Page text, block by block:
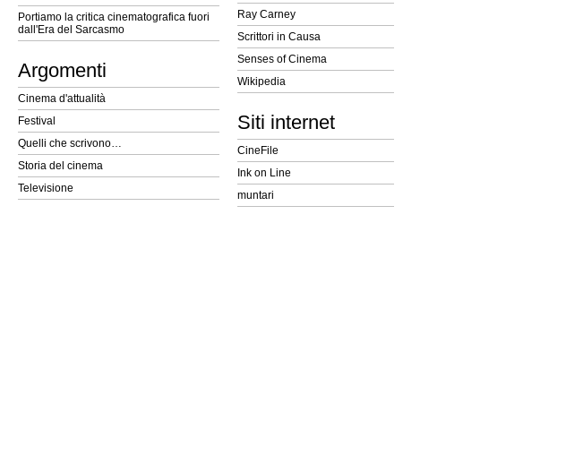
Portiamo la critica cinematografica fuori
dall'Era del Sarcasmo
Argomenti
Cinema d'attualità
Festival
Quelli che scrivono…
Storia del cinema
Televisione
Ray Carney
Scrittori in Causa
Senses of Cinema
Wikipedia
Siti internet
CineFile
Ink on Line
muntari